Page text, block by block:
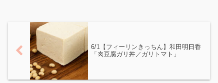
6/1【フィーリンきっちん】和田明日香
「肉豆腐ガリ丼／ガリトマト」